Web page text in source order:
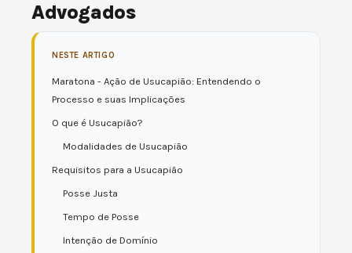
Advogados
NESTE ARTIGO
Maratona - Ação de Usucapião: Entendendo o
Processo e suas Implicações
O que é Usucapião?
Modalidades de Usucapião
Requisitos para a Usucapião
Posse Justa
Tempo de Posse
Intenção de Domínio